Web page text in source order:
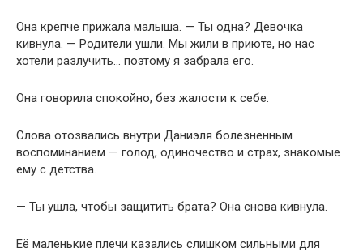
Она крепче прижала малыша. — Ты одна? Девочка
кивнула. — Родители ушли. Мы жили в приюте, но нас
хотели разлучить… поэтому я забрала его.
Она говорила спокойно, без жалости к себе.
Слова отозвались внутри Даниэля болезненным
воспоминанием — голод, одиночество и страх, знакомые
ему с детства.
— Ты ушла, чтобы защитить брата? Она снова кивнула.
Её маленькие плечи казались слишком сильными для